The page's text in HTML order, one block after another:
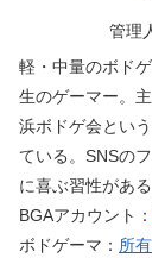
管理
軽・中量のボド
生のゲーマー。
浜ボドゲ会とい
ている。SNSの
に喜ぶ習性がある
BGAアカウント：
ボドゲーマ： 所